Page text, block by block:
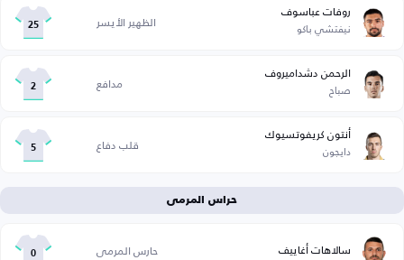
روفات عباسوف
نيفتشي باكو الظهير الأيسر 25
الرحمن دشداميروف
صباح مدافع 2
أنتون كريفوتسيوك
دايجون قلب دفاع 5
حراس المرمى
سالاهات أغاييف حارس المرمى 0